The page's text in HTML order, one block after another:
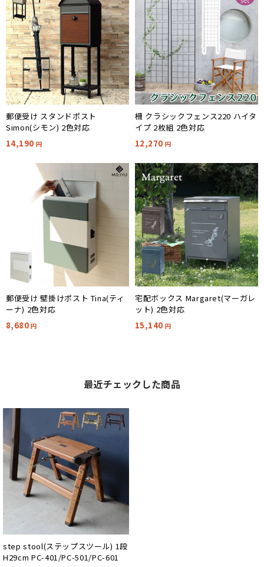
郵便受け スタンドポスト
Simon(シモン) 2色対応
14,190 円
柵 クラシックフェンス220 ハイタ
イプ 2枚組 2色対応
12,270 円
郵便受け 壁掛けポスト Tina(ティ
ーナ) 2色対応
8,680円
宅配ボックス Margaret(マーガレ
ット) 2色対応
15,140 円
最近チェックした商品
step stool(ステップスツール) 1段
H29cm PC-401/PC-501/PC-601